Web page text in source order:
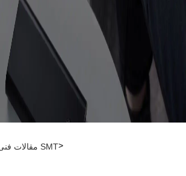
مقالات فنی SMT>